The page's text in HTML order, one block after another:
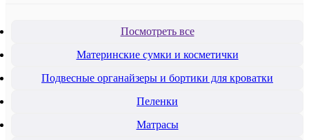
Посмотреть все
Материнские сумки и косметички
Подвесные органайзеры и бортики для кроватки
Пеленки
Mатрасы